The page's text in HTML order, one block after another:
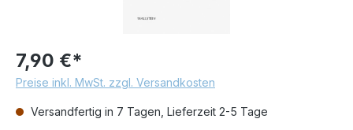
7,90 €*
Preise inkl. MwSt. zzgl. Versandkosten
Versandfertig in 7 Tagen, Lieferzeit 2-5 Tage